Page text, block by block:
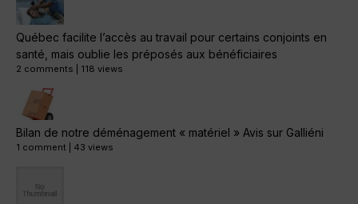
Québec facilite l’accès au travail pour certains conjoints en
santé, mais oublie les préposés aux bénéficiaires
2 comments 118 views
Bilan de notre déménagement « matériel » Avis sur Galliéni
1 comment 43 views